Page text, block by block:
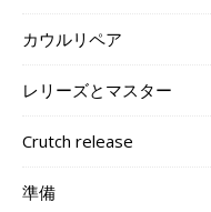
カウルリペア
レリーズとマスター
Crutch release
準備